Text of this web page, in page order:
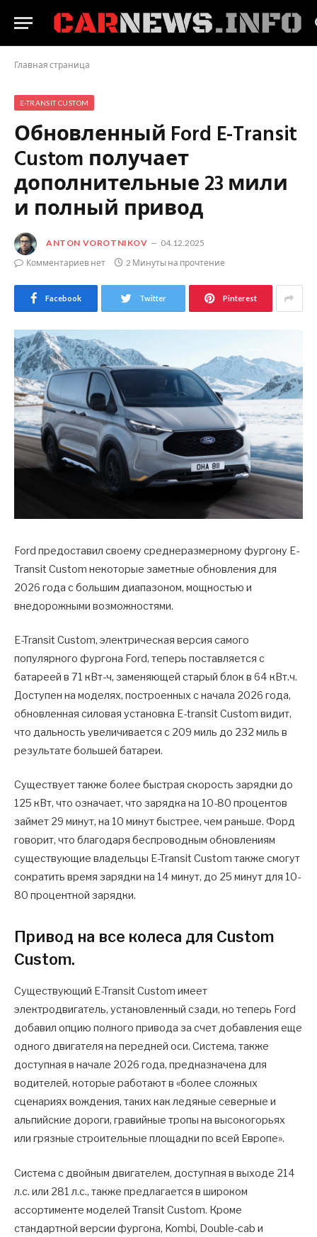
Главная страница
E-TRANSIT CUSTOM
Обновленный Ford E-Transit
Custom получает
дополнительные 23 мили
и полный привод
ANTON VOROTNIKOV
04.12.2025
Комментариев нет
2 Минуты на прочтение
Facebook Twitter Pinterest
Ford предоставил своему среднеразмерному фургону E-
Transit Custom некоторые заметные обновления для
2026 года с большим диапазоном, мощностью и
внедорожными возможностями.
E-Transit Custom, электрическая версия самого
популярного фургона Ford, теперь поставляется с
батареей в 71 кВт-ч, заменяющей старый блок в 64 кВт.ч.
Доступен на моделях, построенных с начала 2026 года,
обновленная силовая установка E-transit Custom видит,
что дальность увеличивается с 209 миль до 232 миль в
результате большей батареи.
Существует также более быстрая скорость зарядки до
125 кВт, что означает, что зарядка на 10-80 процентов
займет 29 минут, на 10 минут быстрее, чем раньше. Форд
говорит, что благодаря беспроводным обновлениям
существующие владельцы E-Transit Custom также смогут
сократить время зарядки на 14 минут, до 25 минут для 10-
80 процентной зарядки.
Привод на все колеса для Custom
Custom.
Существующий E-Transit Custom имеет
электродвигатель, установленный сзади, но теперь Ford
добавил опцию полного привода за счет добавления еще
одного двигателя на передней оси. Система, также
доступная в начале 2026 года, предназначена для
водителей, которые работают в «более сложных
сценариях вождения, таких как ледяные северные и
альпийские дороги, гравийные тропы на высокогорьях
или грязные строительные площадки по всей Европе».
Система с двойным двигателем, доступная в выходе 214
л.с. или 281 л.с., также предлагается в широком
ассортименте моделей Transit Custom. Кроме
стандартной версии фургона, Kombi, Double-cab и